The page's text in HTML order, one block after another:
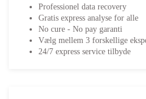
Professionel data recovery
Gratis express analyse for alle
No cure - No pay garanti
Vælg mellem 3 forskellige
24/7 express service tilbyde